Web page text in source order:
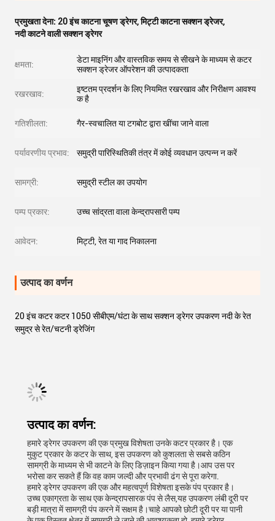
प्रमुखता देना: 20 इंच काटना चूषण ड्रेगर,मिट्टी काटना सक्शन ड्रेजर,
नदी काटने वाली सक्शन ड्रेगर
क्षमता:
डेटा माइनिंग और वास्तविक समय से सीखने के माध्यम से कटर
सक्शन ड्रेजर ऑपरेशन की उत्पादकता
रखरखाव:
इष्टतम प्रदर्शन के लिए नियमित रखरखाव और निरीक्षण आवश्य
क है
गतिशीलता: गैर-स्वचालित या टगबोट द्वारा खींचा जाने वाला
पर्यावरणीय प्रभाव: समुद्री पारिस्थितिकी तंत्र में कोई व्यवधान उत्पन्न न करें
सामग्री: समुद्री स्टील का उपयोग
पम्प प्रकार: उच्च सांद्रता वाला केन्द्रापसारी पम्प
आवेदन: मिट्टी, रेत या गाद निकालना
उत्पाद का वर्णन
20 इंच कटर कटर 1050 सीबीएम/घंटा के साथ सक्शन ड्रेगर उपकरण नदी के रेत
समुद्र से रेत/चटनी ड्रेजिंग
उत्पाद का वर्णन:
हमारे ड्रेगर उपकरण की एक प्रमुख विशेषता उनके कटर प्रकार है। एक
मुकुट प्रकार के कटर के साथ, इस उपकरण को कुशलता से सबसे कठिन
सामग्री के माध्यम से भी काटने के लिए डिज़ाइन किया गया है।आप उस पर
भरोसा कर सकते हैं कि वह काम जल्दी और प्रभावी ढंग से पूरा करेगा.
हमारे ड्रेगर उपकरण की एक और महत्वपूर्ण विशेषता इसके पंप प्रकार है।
उच्च एकाग्रता के साथ एक केन्द्रापसारक पंप से लैस,यह उपकरण लंबी दूरी पर
बड़ी मात्रा में सामग्री पंप करने में सक्षम है।चाहे आपको छोटी दूरी पर या पानी